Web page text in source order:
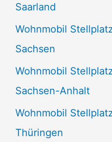
Saarland
Wohnmobil
Sachsen
Wohnmobil
Sachsen-Anhalt
Wohnmobil
Thüringen